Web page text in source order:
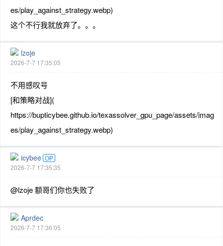
es/play_against_strategy.webp)
这个不行我就放弃了。。。
lzoje
2026-7-7 17:35:05
不用感叹号
[和策略对战](
https://bupticybee.github.io/texassolver_gpu_page/assets/imag
es/play_against_strategy.webp)
icybee OP
2026-7-7 17:35:35
@lzoje 额哥们你也失败了
Aprdec
2026-7-7 17:36:05